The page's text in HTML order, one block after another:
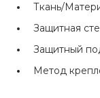
Ткань/
Защитная
Защитный
Метод